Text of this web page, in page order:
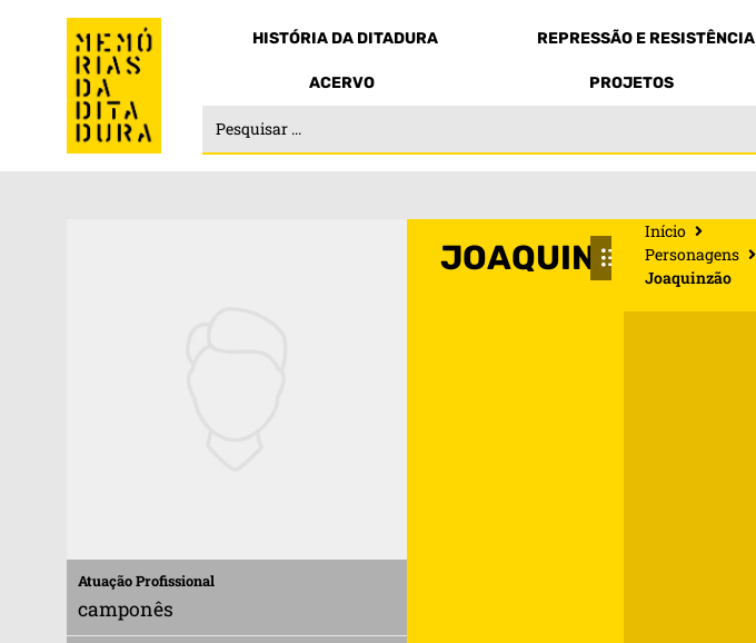
HISTÓRIA DA DITADURA REPRESSÃO E RESISTÊNCIA
ACERVO PROJETOS
Atuação Profissional
camponês
JOAQUINZÃO
Início
Personagens
Joaquinzão